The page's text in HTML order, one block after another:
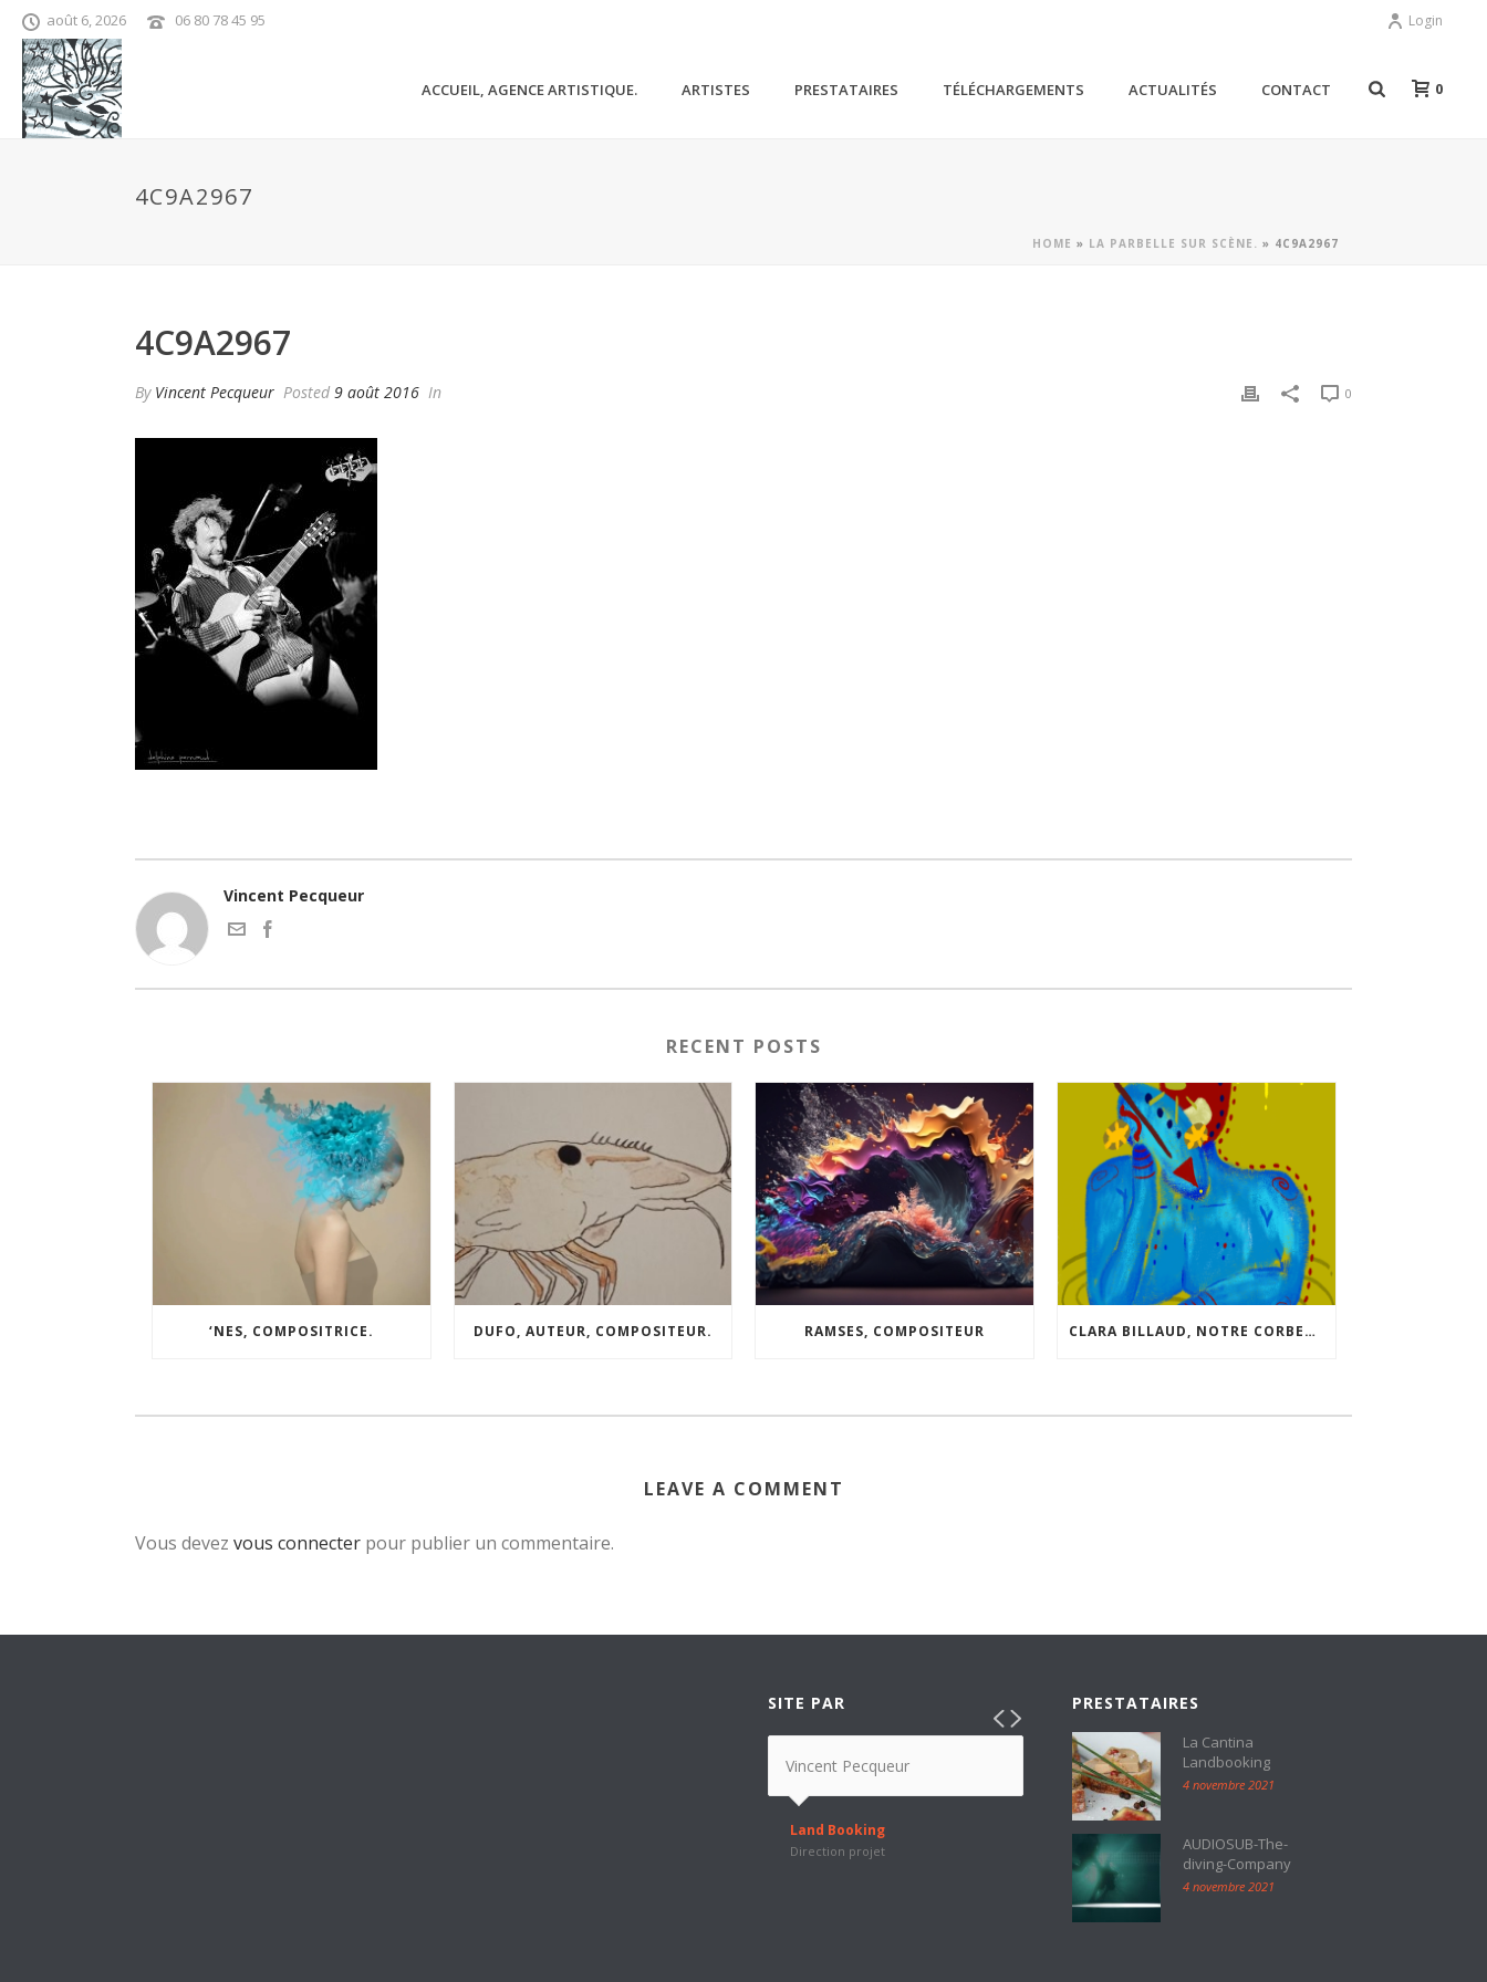
août 6, 2026 06 80 78 45 95 Login
ACCUEIL, AGENCE ARTISTIQUE. ARTISTES PRESTATAIRES TÉLÉCHARGEMENTS ACTUALITÉS CONTACT 0
4C9A2967
HOME » LA PARBELLE SUR SCÈNE. » 4C9A2967
4C9A2967
By Vincent Pecqueur Posted 9 août 2016 In 0
Vincent Pecqueur
RECENT POSTS
‘NES, COMPOSITRICE. DUFO, AUTEUR, COMPOSITEUR. RAMSES, COMPOSITEUR CLARA BILLAUD, NOTRE CORBEAU SUAVE, NOUS LIVRE QUELQUES INFOS SUR SON NOUVEAU “JEU”.
LEAVE A COMMENT
Vous devez vous connecter pour publier un commentaire.
SITE PAR
Vincent Pecqueur
Land Booking
Direction projet
PRESTATAIRES
La Cantina
Landbooking
4 novembre 2021
AUDIOSUB-The-
diving-Company
4 novembre 2021